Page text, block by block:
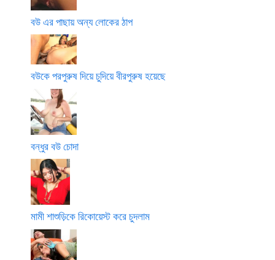
বউ এর পাছায় অন্য লোকের ঠাপ
বউকে পরপুরুষ দিয়ে চুদিয়ে বীরপুরুষ হয়েছে
বন্ধুর বউ চোদা
মামী শাশুড়িকে রিকোয়েস্ট করে চুদলাম